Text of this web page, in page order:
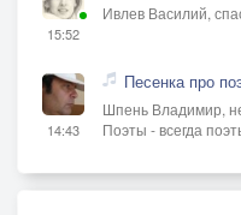
15:52
Ивлев Василий,
14:43
Песенка про
Шпень Владимир,
Поэты - всегда